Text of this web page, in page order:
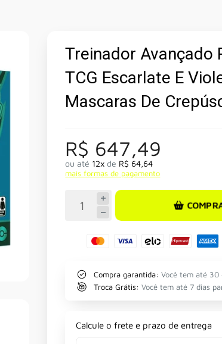
Treinador Avançado
TCG Escarlate E
Mascaras De
R$ 647,49
ou até 12x de R$ 64,64
mais formas de pagamento
Compra garantida: Você tem até 30
Troca Grátis: Você tem até 7 dias
Calcule o frete e prazo de entrega